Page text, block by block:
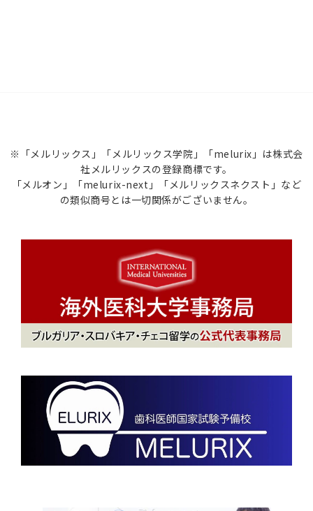
※「メルリックス」「メルリックス学院」「melurix」は株式会
社メルリックスの登録商標です。
「メルオン」「melurix-next」「メルリックスネクスト」など
の類似商号とは一切関係がございません。